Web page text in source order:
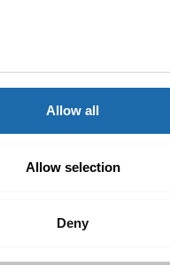
Allow all
Allow selection
Deny
Softcare Ystävänpäivä ale
10.02.2025
Black Friday & cyber Monday 2024!